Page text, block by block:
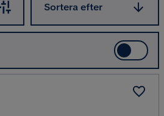
Sortera efter